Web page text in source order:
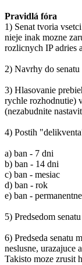
Pravidlá fóra
1) Senat tvoria
nieje inak mozne
rozlicnych IP adries
2) Navrhy do
3) Hlasovanie
rychle rozhodnutie)
(nezabudnite
4) Postih
a) ban - 7 dni
b) ban - 14 dni
c) ban - mesiac
d) ban - rok
e) ban - permanentne
5) Predsedom
6) Predseda senatu
neslusne, urazajuce
Takisto moze zrusit